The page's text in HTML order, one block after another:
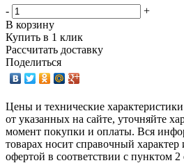
-
+
В корзину
Купить в 1 клик
Рассчитать доставку
Поделиться
Цены и технические характеристики
от указанных на сайте, уточняйте
момент покупки и оплаты. Вся
товарах носит справочный характер
офертой в соответствии с пунктом